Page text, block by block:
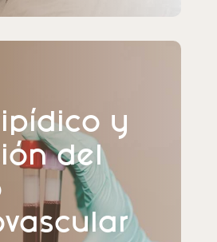
y
del